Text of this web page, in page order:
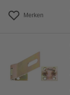
Merken